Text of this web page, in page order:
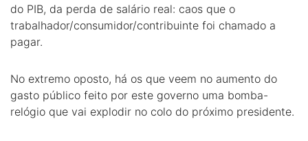
do PIB, da perda de salário real: caos que o
trabalhador/consumidor/contribuinte foi chamado a
pagar.
No extremo oposto, há os que veem no aumento do
gasto público feito por este governo uma bomba-
relógio que vai explodir no colo do próximo presidente.